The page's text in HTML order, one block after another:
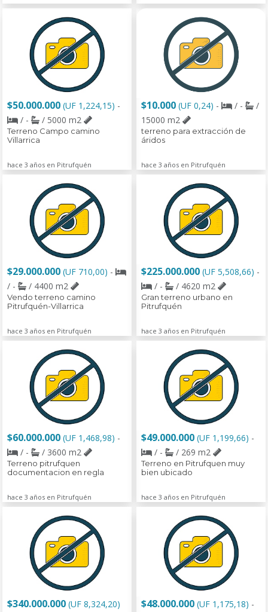
$50.000.000 (UF 1,224,15) -
/ -
/ 5000 m2
Terreno Campo camino
Villarrica
hace 3 años en Pitrufquén
$10.000 (UF 0,24) - / -
/
15000 m2
terreno para extracción de
áridos
hace 3 años en Pitrufquén
$29.000.000 (UF 710,00) -
/ -
/ 4400 m2
Vendo terreno camino
Pitrufquén-Villarrica
hace 3 años en Pitrufquén
$225.000.000 (UF 5,508,66) -
/ -
/ 4620 m2
Gran terreno urbano en
Pitrufquén
hace 3 años en Pitrufquén
$60.000.000 (UF 1,468,98) -
/ -
/ 3600 m2
Terreno pitrufquen
documentacion en regla
hace 3 años en Pitrufquén
$49.000.000 (UF 1,199,66) -
/ -
/ 269 m2
Terreno en Pitrufquen muy
bien ubicado
hace 3 años en Pitrufquén
$340.000.000 (UF 8,324,20)
$48.000.000 (UF 1,175,18) -